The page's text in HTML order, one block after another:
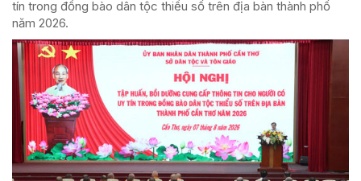
tín trong đồng bào dân tộc thiểu số trên địa bàn thành phố
năm 2026.